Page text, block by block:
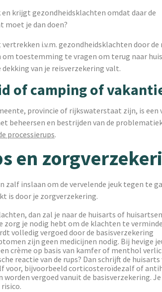
krijgt gezondheidsklachten omdat daar de
moet je dan doen?
i.v.m. gezondheidsklachten door de
toestemming te vragen om terug naar
van je reisverzekering valt.
of camping of
provincie of rijkswaterstaat zijn, is een
beheersen en bestrijden van de
processierups.
en
zalf inslaan om de vervelende jeuk tegen te
is door je zorgverzekering.
dan zal je naar de huisarts of
zorg je nodig hebt om de klachten te
volledig vergoed door de basisverzekering
zijn geen medicijnen nodig. Bij hevige
crème op basis van kamfer of menthol
reactie van de rups? Dan schrijft de huisarts
voor, bijvoorbeeld corticosteroïdezalf of
vergoed vanuit de basisverzekering.